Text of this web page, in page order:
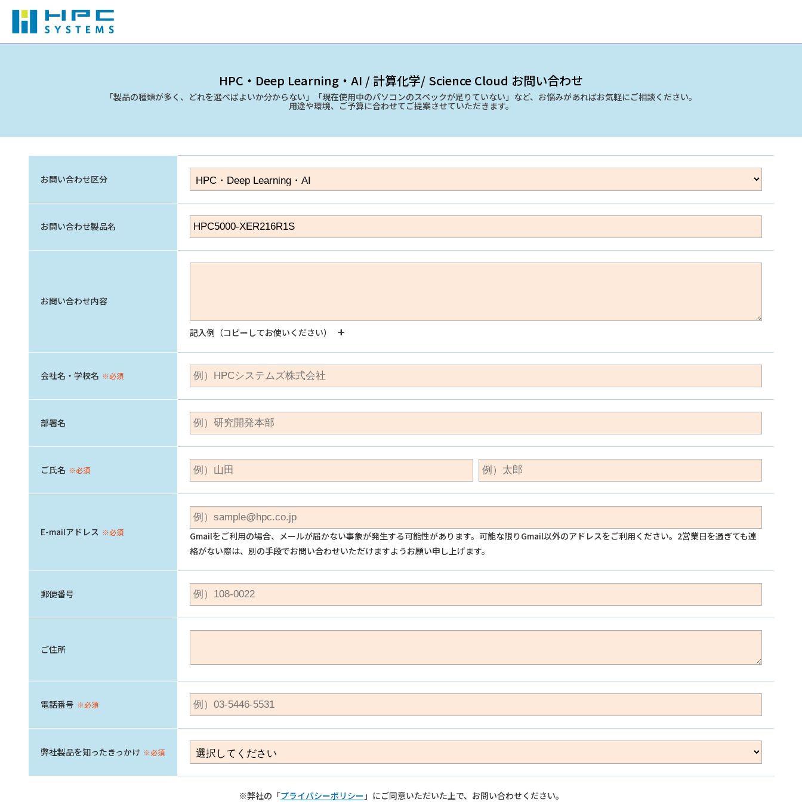
HPC・Deep Learning・AI / 計算化学/ Science Cloud お問い合わせ
「製品の種類が多く、どれを選べばよいか分からない」「現在使用中のパソコンのスペックが足りていない」など、お悩みがあればお気軽にご相談ください。
用途や環境、ご予算に合わせてご提案させていただきます。
お問い合わせ区分
お問い合わせ製品名
お問い合わせ内容
記入例（コピーしてお使いください）
会社名・学校名 ※必須
部署名
ご氏名 ※必須
E-mailアドレス ※必須
Gmailをご利用の場合、メールが届かない事象が発生する可能性があります。可能な限りGmail以外のアドレスをご利用ください。2営業日を過ぎても連
絡がない際は、別の手段でお問い合わせいただけますようお願い申し上げます。
郵便番号
ご住所
電話番号 ※必須
弊社製品を知ったきっかけ ※必須
※弊社の「プライバシーポリシー」にご同意いただいた上で、お問い合わせください。